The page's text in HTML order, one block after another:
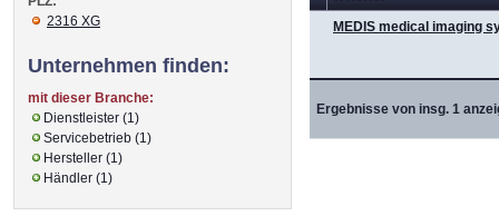
Ergebnisse von insg. 1
MEDIS medical imaging
2316 XG
Unternehmen finden:
mit dieser Branche:
Dienstleister (1)
Servicebetrieb (1)
Hersteller (1)
Händler (1)